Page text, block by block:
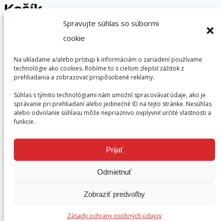
Spravujte súhlas so súbormi
cookie
Na ukladanie a/alebo prístup k informáciám o zariadení používame
technológie ako cookies. Robíme to s cieľom zlepšiť zážitok z
prehliadania a zobrazovať prispôsobené reklamy.
Súhlas s týmito technológiami nám umožní spracovávať údaje, ako je
správanie pri prehliadaní alebo jedinečné ID na tejto stránke. Nesúhlas
alebo odvolanie súhlasu môže nepriaznivo ovplyvniť určité vlastnosti a
funkcie.
Prijať
Odmietnuť
Zobraziť predvoľby
Zásady ochrany osobných údajov
Košík
Žiadne produkty v košíku.
Obchod
Košík